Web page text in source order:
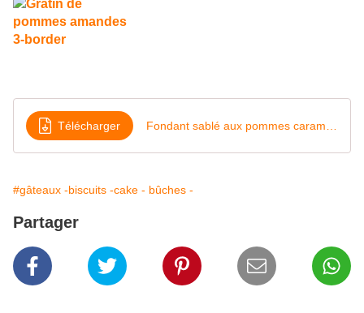
Télécharger
#gâteaux -biscuits -cake - bûches -
Partager